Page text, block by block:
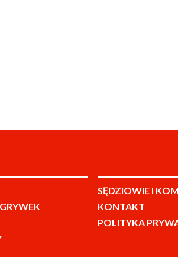
SĘDZIOWIE I
KONTAKT
POLITYKA